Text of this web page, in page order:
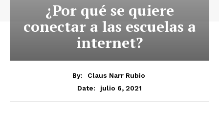
¿Por qué se quiere
conectar a las escuelas a
internet?
By:
Claus Narr Rubio
Date:
julio 6, 2021